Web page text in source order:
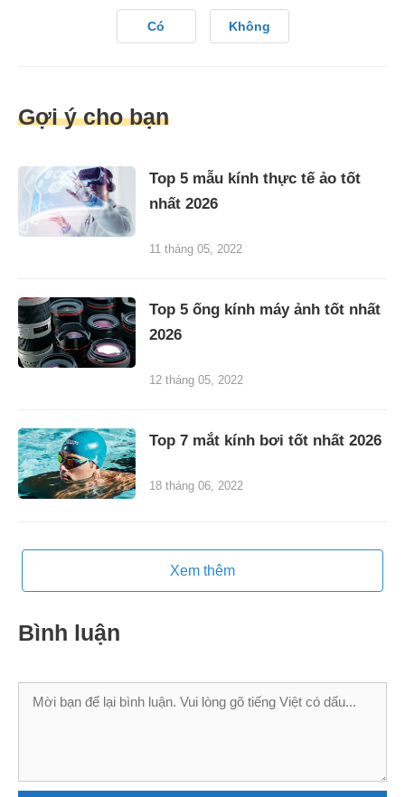
Có Không
Gợi ý cho bạn
Top 5 mẫu kính thực tế ảo tốt
nhất 2026
11 tháng 05, 2022
Top 5 ống kính máy ảnh tốt nhất
2026
12 tháng 05, 2022
Top 7 mắt kính bơi tốt nhất 2026
18 tháng 06, 2022
Xem thêm
Bình luận
Bình